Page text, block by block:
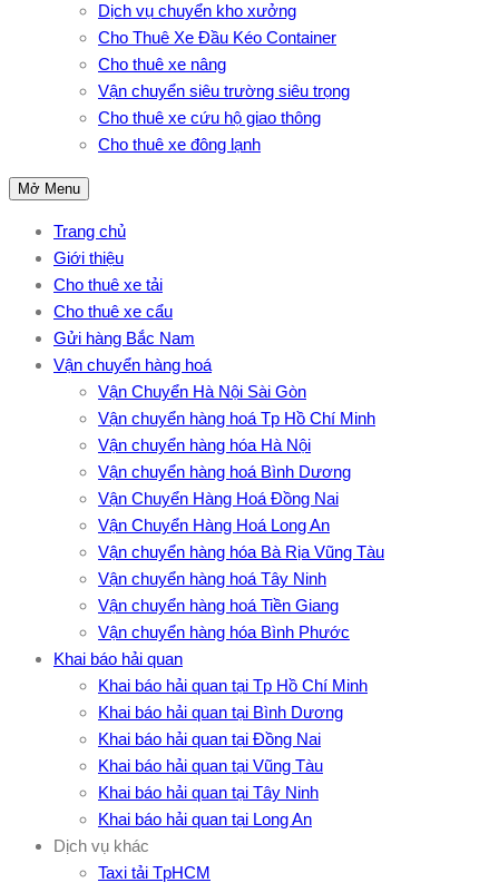
Dịch vụ chuyển kho xưởng
Cho Thuê Xe Đầu Kéo Container
Cho thuê xe nâng
Vận chuyển siêu trường siêu trọng
Cho thuê xe cứu hộ giao thông
Cho thuê xe đông lạnh
Mở Menu
Trang chủ
Giới thiệu
Cho thuê xe tải
Cho thuê xe cẩu
Gửi hàng Bắc Nam
Vận chuyển hàng hoá
Vận Chuyển Hà Nội Sài Gòn
Vận chuyển hàng hoá Tp Hồ Chí Minh
Vận chuyển hàng hóa Hà Nội
Vận chuyển hàng hoá Bình Dương
Vận Chuyển Hàng Hoá Đồng Nai
Vận Chuyển Hàng Hoá Long An
Vận chuyển hàng hóa Bà Rịa Vũng Tàu
Vận chuyển hàng hoá Tây Ninh
Vận chuyển hàng hoá Tiền Giang
Vận chuyển hàng hóa Bình Phước
Khai báo hải quan
Khai báo hải quan tại Tp Hồ Chí Minh
Khai báo hải quan tại Bình Dương
Khai báo hải quan tại Đồng Nai
Khai báo hải quan tại Vũng Tàu
Khai báo hải quan tại Tây Ninh
Khai báo hải quan tại Long An
Dịch vụ khác
Taxi tải TpHCM